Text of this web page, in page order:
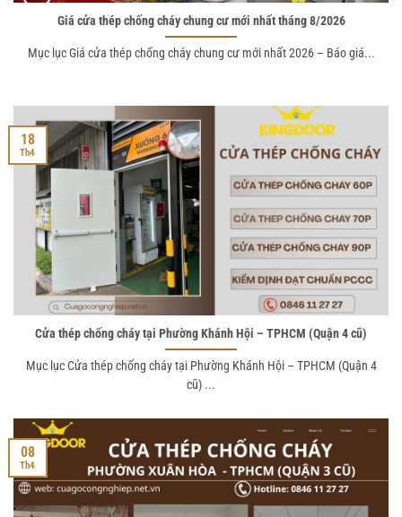
Giá cửa thép chống cháy chung cư mới nhất tháng 8/2026
Mục lục Giá cửa thép chống cháy chung cư mới nhất 2026 – Báo giá...
Cửa thép chống cháy tại Phường Khánh Hội – TPHCM (Quận 4 cũ)
Mục lục Cửa thép chống cháy tại Phường Khánh Hội – TPHCM (Quận 4
cũ) ...
18
Th4
08
Th4